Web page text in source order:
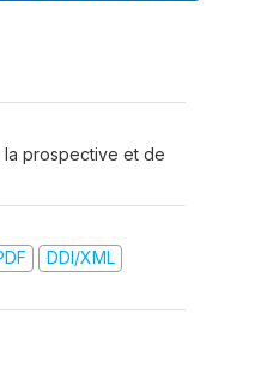
la prospective et de
DDI/XML